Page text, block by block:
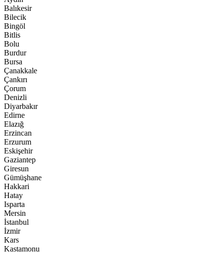
Balıkesir
Bilecik
Bingöl
Bitlis
Bolu
Burdur
Bursa
Çanakkale
Çankırı
Çorum
Denizli
Diyarbakır
Edirne
Elazığ
Erzincan
Erzurum
Eskişehir
Gaziantep
Giresun
Gümüşhane
Hakkari
Hatay
Isparta
Mersin
İstanbul
İzmir
Kars
Kastamonu